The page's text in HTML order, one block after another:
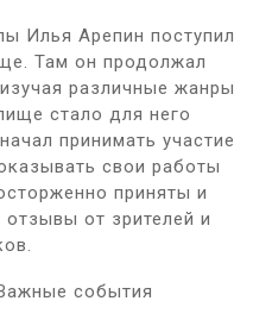
Илья Арепин поступил
Там он продолжал
различные жанры
стало для него
принимать участие
свои работы
приняты и
от зрителей и
события